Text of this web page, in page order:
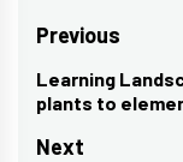
Post
navigation
Previous
Previous
post:
Learning
plants to
Next